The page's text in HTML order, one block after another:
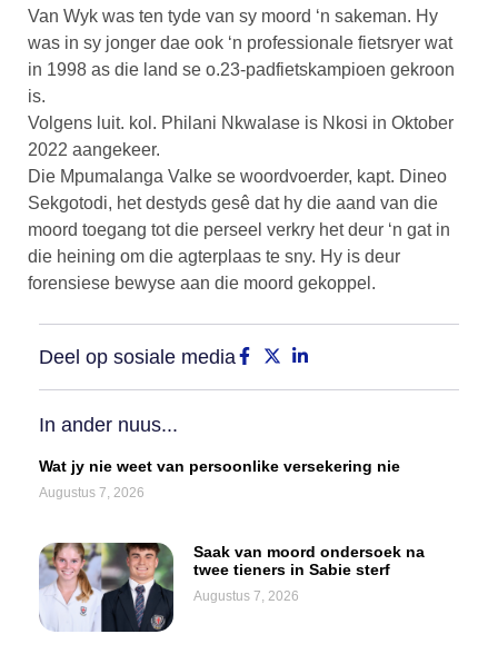
Van Wyk was ten tyde van sy moord ‘n sakeman. Hy
was in sy jonger dae ook ‘n professionale fietsryer wat
in 1998 as die land se o.23-padfietskampioen gekroon
is.
Volgens luit. kol. Philani Nkwalase is Nkosi in Oktober
2022 aangekeer.
Die Mpumalanga Valke se woordvoerder, kapt. Dineo
Sekgotodi, het destyds gesê dat hy die aand van die
moord toegang tot die perseel verkry het deur ‘n gat in
die heining om die agterplaas te sny. Hy is deur
forensiese bewyse aan die moord gekoppel.
Deel op sosiale media
In ander nuus...
Wat jy nie weet van persoonlike versekering nie
Augustus 7, 2026
Saak van moord ondersoek na
twee tieners in Sabie sterf
Augustus 7, 2026